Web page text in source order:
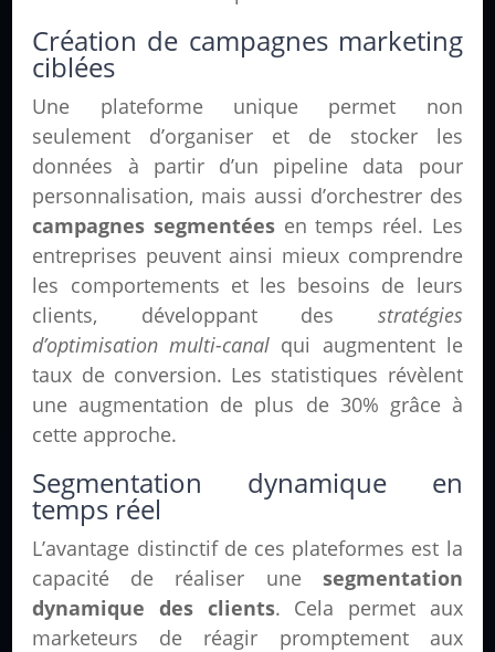
Création de campagnes marketing
ciblées
Une plateforme unique permet non
seulement d’organiser et de stocker les
données à partir d’un pipeline data pour
personnalisation, mais aussi d’orchestrer des
campagnes segmentées en temps réel. Les
entreprises peuvent ainsi mieux comprendre
les comportements et les besoins de leurs
clients, développant des stratégies
d’optimisation multi-canal qui augmentent le
taux de conversion. Les statistiques révèlent
une augmentation de plus de 30% grâce à
cette approche.
Segmentation dynamique en
temps réel
L’avantage distinctif de ces plateformes est la
capacité de réaliser une segmentation
dynamique des clients. Cela permet aux
marketeurs de réagir promptement aux